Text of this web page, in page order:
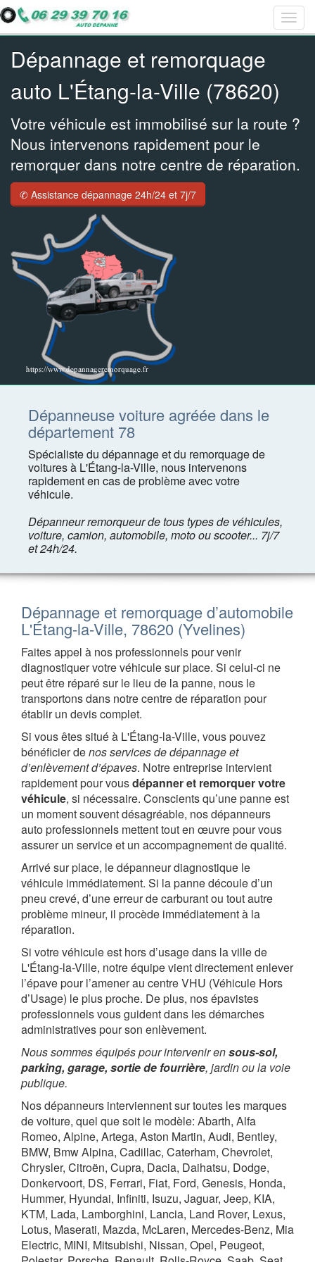
Bar
Bar
Bar
Dépannage et remorquage
auto L'Étang-la-Ville (78620)
Votre véhicule est immobilisé sur la route ?
Nous intervenons rapidement pour le
remorquer dans notre centre de réparation.
✆ Assistance dépannage 24h/24 et 7j/7
Dépanneuse voiture agréée dans le
département 78
Spécialiste du dépannage et du remorquage de
voitures à L'Étang-la-Ville, nous intervenons
rapidement en cas de problème avec votre
véhicule.
Dépanneur remorqueur de tous types de véhicules,
voiture, camion, automobile, moto ou scooter... 7j/7
et 24h/24.
Dépannage et remorquage d’automobile
L'Étang-la-Ville, 78620 (Yvelines)
Faites appel à nos professionnels pour venir
diagnostiquer votre véhicule sur place. Si celui-ci ne
peut être réparé sur le lieu de la panne, nous le
transportons dans notre centre de réparation pour
établir un devis complet.
Si vous êtes situé à L'Étang-la-Ville, vous pouvez
bénéficier denos services de dépannage et
d’enlèvement d’épaves. Notre entreprise intervient
rapidement pour vousdépanner et remorquer votre
véhicule, si nécessaire. Conscients qu’une panne est
un moment souvent désagréable, nos dépanneurs
auto professionnels mettent tout en œuvre pour vous
assurer un service et un accompagnement de qualité.
Arrivé sur place, le dépanneur diagnostique le
véhicule immédiatement. Si la panne découle d’un
pneu crevé, d’une erreur de carburant ou tout autre
problème mineur, il procède immédiatement à la
réparation.
Si votre véhicule est hors d’usage dans la ville de
L'Étang-la-Ville, notre équipe vient directement enlever
l’épave pour l’amener au centre VHU (Véhicule Hors
d’Usage) le plus proche. De plus, nos épavistes
professionnels vous guident dans les démarches
administratives pour son enlèvement.
Nous sommes équipés pour intervenir ensous-sol,
parking, garage, sortie de fourrière, jardin ou la voie
publique.
Nos dépanneurs interviennent sur toutes les marques
de voiture, quel que soit le modèle: Abarth, Alfa
Romeo, Alpine, Artega, Aston Martin, Audi, Bentley,
BMW, Bmw Alpina, Cadillac, Caterham, Chevrolet,
Chrysler, Citroën, Cupra, Dacia, Daihatsu, Dodge,
Donkervoort, DS, Ferrari, Fiat, Ford, Genesis, Honda,
Hummer, Hyundai, Infiniti, Isuzu, Jaguar, Jeep, KIA,
KTM, Lada, Lamborghini, Lancia, Land Rover, Lexus,
Lotus, Maserati, Mazda, McLaren, Mercedes-Benz, Mia
Electric, MINI, Mitsubishi, Nissan, Opel, Peugeot,